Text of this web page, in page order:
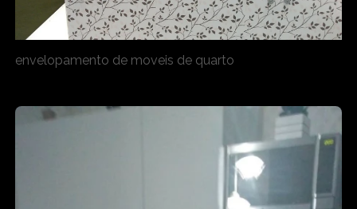
envelopamento de moveis de quarto